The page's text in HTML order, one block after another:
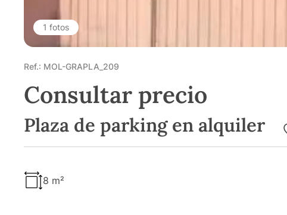
1 fotos
Ref.: MOL-GRAPLA_209
Consultar precio
Plaza de parking en alquiler
8 m²